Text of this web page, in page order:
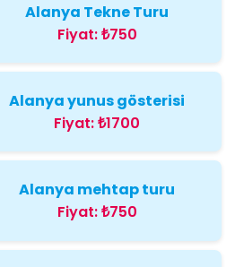
Alanya Tekne Turu
Fiyat:₺750
Alanya yunus gösterisi
Fiyat:₺1700
Alanya mehtap turu
Fiyat:₺750